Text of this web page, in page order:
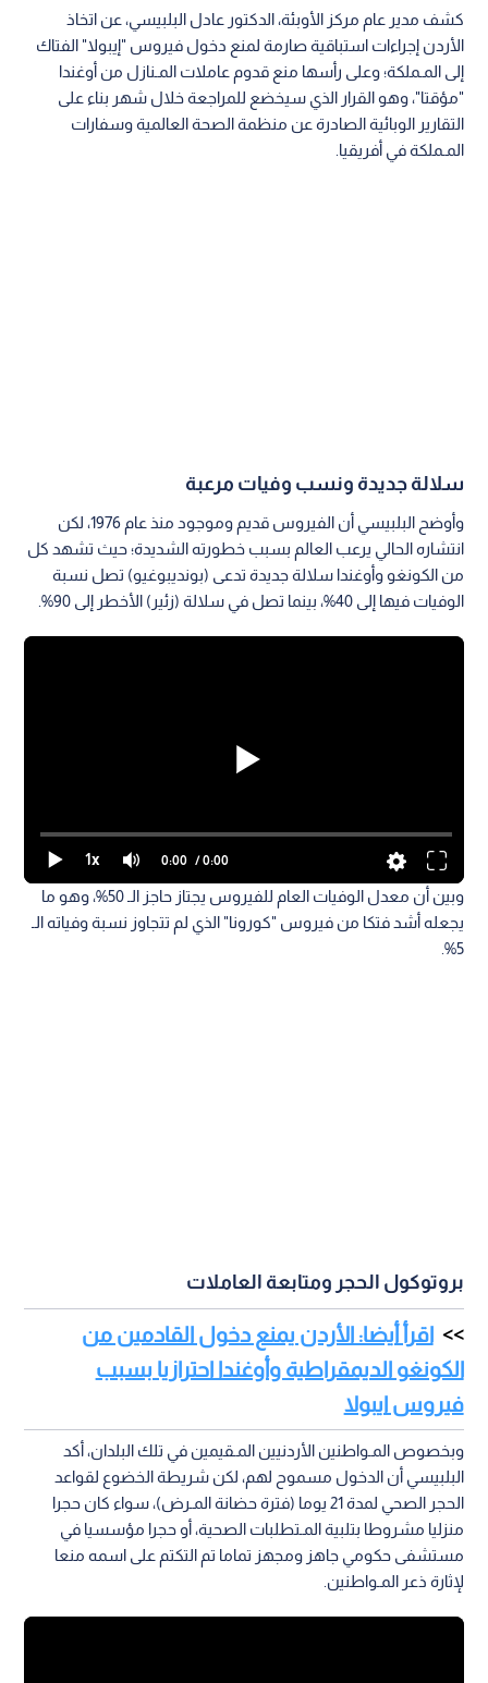
كشف مدير عام مركز الأوبئة، الدكتور عادل البلبيسي، عن اتخاذ
الأردن إجراءات استباقية صارمة لمنع دخول فيروس "إيبولا" الفتاك
إلى المـملكة؛ وعلى رأسها منع قدوم عاملات المـنازل من أوغندا
"مؤقتا"، وهو القرار الذي سيخضع للمراجعة خلال شهر بناء على
التقارير الوبائية الصادرة عن منظمة الصحة العالمية وسفارات
المـملكة في أفريقيا.
سلالة جديدة ونسب وفيات مرعبة
وأوضح البلبيسي أن الفيروس قديم وموجود منذ عام 1976، لكن
انتشاره الحالي يرعب العالم بسبب خطورته الشديدة؛ حيث تشهد كل
من الكونغو وأوغندا سلالة جديدة تدعى (بونديبوغيو) تصل نسبة
الوفيات فيها إلى 40%، بينما تصل في سلالة (زئير) الأخطر إلى 90%.
1x 0:00 / 0:00
وبين أن معدل الوفيات العام للفيروس يجتاز حاجز الـ 50%، وهو ما
يجعله أشد فتكا من فيروس "كورونا" الذي لم تتجاوز نسبة وفياته الـ
5%.
بروتوكول الحجر ومتابعة العاملات
اقرأ أيضا: الأردن يمنع دخول القادمين من
الكونغو الديمقراطية وأوغندا احترازيا بسبب
فيروس ايبولا
وبخصوص المـواطنين الأردنيين المـقيمين في تلك البلدان، أكد
البلبيسي أن الدخول مسموح لهم، لكن شريطة الخضوع لقواعد
الحجر الصحي لمدة 21 يوما (فترة حضانة المـرض)، سواء كان حجرا
منزليا مشروطا بتلبية المـتطلبات الصحية، أو حجرا مؤسسيا في
مستشفى حكومي جاهز ومجهز تماما تم التكتم على اسمه منعا
لإثارة ذعر المـواطنين.